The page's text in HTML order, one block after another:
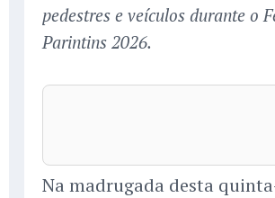
pedestres e veículos durante o
Parintins 2026.
Na madrugada desta